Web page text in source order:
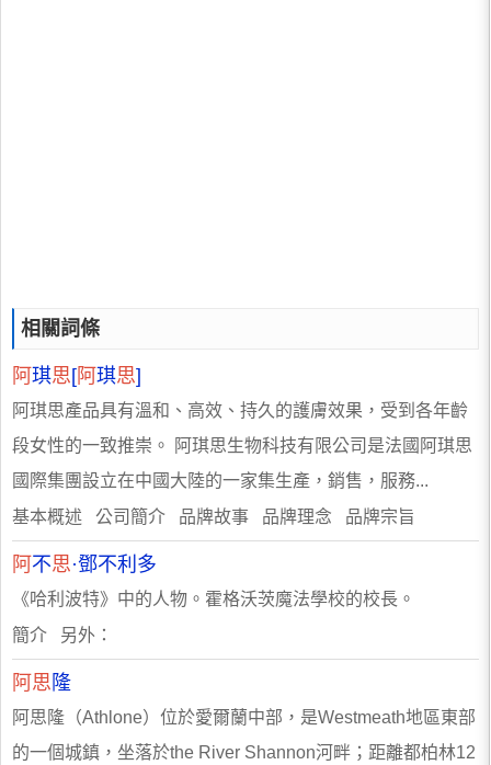
相關詞條
阿 琪思[阿 琪思]
阿琪思產品具有溫和、高效、持久的護膚效果，受到各年齡
段女性的一致推崇。 阿琪思生物科技有限公司是法國阿琪思
國際集團設立在中國大陸的一家集生產，銷售，服務...
基本概述 公司簡介 品牌故事 品牌理念 品牌宗旨
阿 不思·鄧不利多
《哈利波特》中的人物。霍格沃茨魔法學校的校長。
簡介 另外：
阿思 隆
阿思隆（Athlone）位於愛爾蘭中部，是Westmeath地區東部
的一個城鎮，坐落於the River Shannon河畔；距離都柏林12